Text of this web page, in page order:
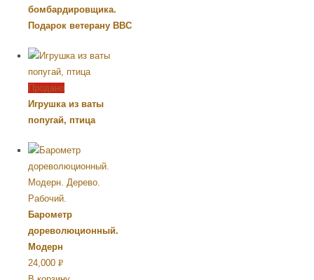
бомбардировщика.
Подарок ветерану ВВС
Продано
Игрушка из ваты
попугай, птица
Барометр
дореволюционный.
Модерн
24,000 Р